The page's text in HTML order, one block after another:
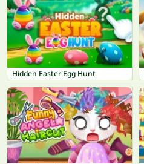
Hidden Easter Egg Hunt